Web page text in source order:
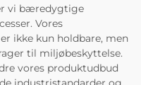
vi bæredygtige
Vores
ikke kun holdbare, men
til miljøbeskyttelse.
vores produktudbud